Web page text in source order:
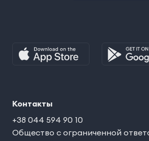
Контакты
+38 044 594 90 10
Общество с ограниченной